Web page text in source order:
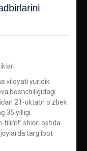
viloyati yuridik
boshchiligidagi
21-oktabr oʻzbek
35 yilligi
tilim!” shiori ostida
targʻibot